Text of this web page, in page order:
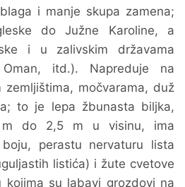
i manje skupa zamena;
do Južne Karoline, a
i u zalivskim državama
itd.). Napreduje na
zemljištima, močvarama, duž
to je lepa žbunasta biljka,
do 2,5 m u visinu, ima
perastu nervaturu lista
listića) i žute cvetove
kojima su labavi grozdovi na